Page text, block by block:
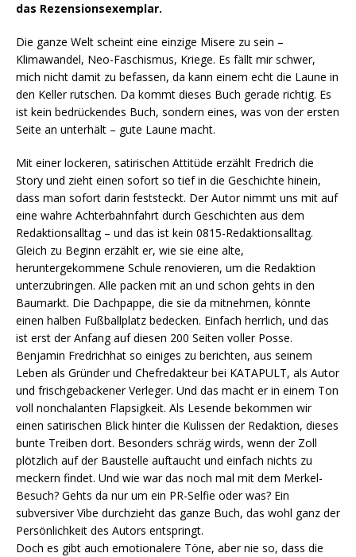
das Rezensionsexemplar.
Die ganze Welt scheint eine einzige Misere zu sein –
Klimawandel, Neo-Faschismus, Kriege. Es fällt mir schwer,
mich nicht damit zu befassen, da kann einem echt die Laune in
den Keller rutschen. Da kommt dieses Buch gerade richtig. Es
ist kein bedrückendes Buch, sondern eines, was von der ersten
Seite an unterhält – gute Laune macht.
Mit einer lockeren, satirischen Attitüde erzählt Fredrich die
Story und zieht einen sofort so tief in die Geschichte hinein,
dass man sofort darin feststeckt. Der Autor nimmt uns mit auf
eine wahre Achterbahnfahrt durch Geschichten aus dem
Redaktionsalltag – und das ist kein 0815-Redaktionsalltag.
Gleich zu Beginn erzählt er, wie sie eine alte,
heruntergekommene Schule renovieren, um die Redaktion
unterzubringen. Alle packen mit an und schon gehts in den
Baumarkt. Die Dachpappe, die sie da mitnehmen, könnte
einen halben Fußballplatz bedecken. Einfach herrlich, und das
ist erst der Anfang auf diesen 200 Seiten voller Posse.
Benjamin Fredrichhat so einiges zu berichten, aus seinem
Leben als Gründer und Chefredakteur bei KATAPULT, als Autor
und frischgebackener Verleger. Und das macht er in einem Ton
voll nonchalanten Flapsigkeit. Als Lesende bekommen wir
einen satirischen Blick hinter die Kulissen der Redaktion, dieses
bunte Treiben dort. Besonders schräg wirds, wenn der Zoll
plötzlich auf der Baustelle auftaucht und einfach nichts zu
meckern findet. Und wie war das noch mal mit dem Merkel-
Besuch? Gehts da nur um ein PR-Selfie oder was? Ein
subversiver Vibe durchzieht das ganze Buch, das wohl ganz der
Persönlichkeit des Autors entspringt.
Doch es gibt auch emotionalere Töne, aber nie so, dass die